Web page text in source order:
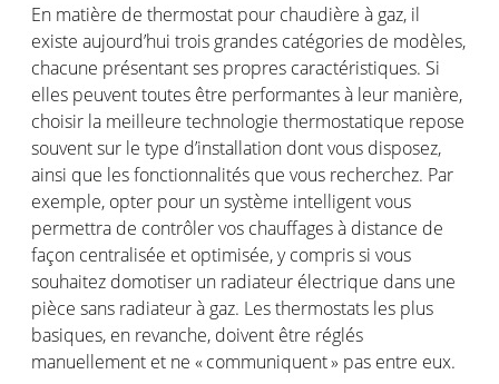
En matière de thermostat pour chaudière à gaz, il
existe aujourd’hui trois grandes catégories de modèles,
chacune présentantses propres caractéristiques. Si
elles peuventtoutes être performantesà leur manière,
choisir la meilleure technologie thermostatique repose
souventsur le type d’installation dontvous disposez,
ainsi que lesfonctionnalités que vous recherchez. Par
exemple, opter pour unsystème intelligentvous
permettra de contrôlervos chauffagesà distance de
façon centralisée et optimisée, ycomprissi vous
souhaitez domotiser un radiateur électrique dans une
pièce sans radiateurà gaz. Les thermostats les plus
basiques, en revanche, doivent être réglés
manuellement et ne «communiquent» pas entre eux.